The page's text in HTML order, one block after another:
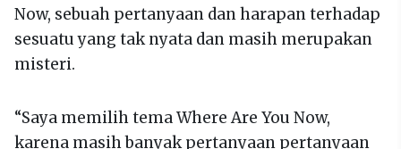
Now, sebuah pertanyaan dan harapan terhadap
sesuatu yang tak nyata dan masih merupakan
misteri.
“Saya memilih tema Where Are You Now,
karena masih banyak pertanyaan pertanyaan